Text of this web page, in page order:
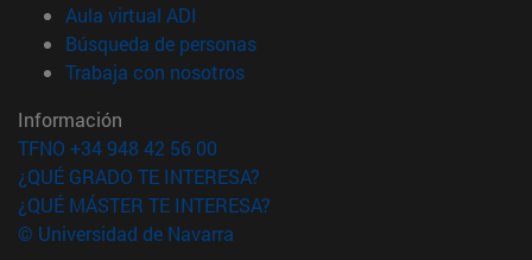
Aula virtual ADI
Búsqueda de personas(abre en nueva ventana)
Trabaja con nosotros(abre en nueva ventana)
Información
TFNO +34 948 42 56 00
¿QUÉ GRADO TE INTERESA?
¿QUÉ MÁSTER TE INTERESA?
© Universidad de Navarra